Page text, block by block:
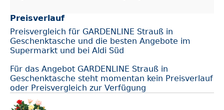
Preisverlauf
Preisvergleich für GARDENLINE Strauß in
Geschenktasche und die besten Angebote im
Supermarkt und bei Aldi Süd
Für das Angebot GARDENLINE Strauß in
Geschenktasche steht momentan kein Preisverlauf
oder Preisvergleich zur Verfügung